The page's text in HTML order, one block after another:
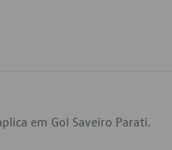
em Gol Saveiro Parati.